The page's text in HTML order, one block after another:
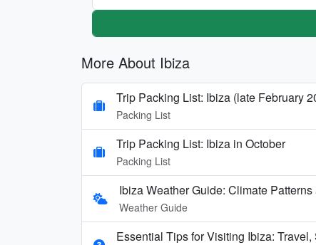
More About Ibiza
Trip Packing List: Ibiza (late February
Packing List
Trip Packing List: Ibiza in October
Packing List
Ibiza Weather Guide: Climate
Weather Guide
Essential Tips for Visiting Ibiza: